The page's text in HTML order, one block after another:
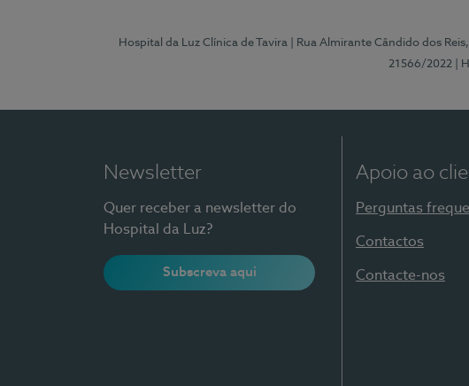
Hospital da Luz Clínica de Tavira | Rua Almirante Cândido dos
21566/2022
|
Newsletter
Quer receber a newsletter do
Hospital da Luz?
Subscreva aqui
Apoio ao
Perguntas
Contactos
Contacte-nos